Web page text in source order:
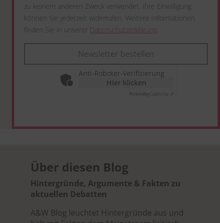
zu keinem anderen Zweck verwendet. Ihre Einwilligung
können Sie jederzeit widerrufen. Weitere Informationen
finden Sie in unserer Datenschutzerklärung.
Newsletter bestellen
Anti-Roboter-Verifizierung
Hier klicken
Captcha ⇗
Über diesen Blog
Hintergründe, Argumente & Fakten zu
aktuellen Debatten
A&W Blog leuchtet Hintergründe aus und